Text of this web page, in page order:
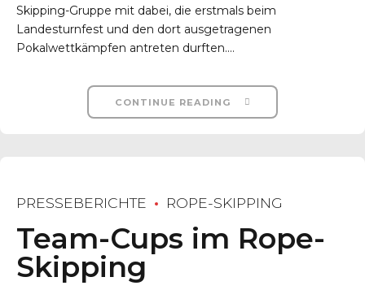
Skipping-Gruppe mit dabei, die erstmals beim
Landesturnfest und den dort ausgetragenen
Pokalwettkämpfen antreten durften....
CONTINUE READING
PRESSEBERICHTE ROPE-SKIPPING
Team-Cups im Rope-
Skipping